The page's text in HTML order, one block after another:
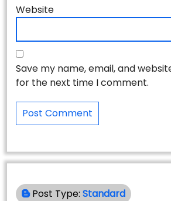
Website
Save my name, email, and
for the next time I comment.
Post Type: Standard